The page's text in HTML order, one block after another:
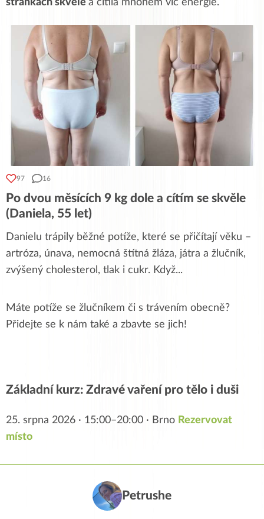
stránkách skvěle a cítila mnohem víc energie.
97 16
Po dvou měsících 9 kg dole a cítím se skvěle
(Daniela, 55 let)
Danielu trápily běžné potíže, které se přičítají věku –
artróza, únava, nemocná štítná žláza, játra a žlučník,
zvýšený cholesterol, tlak i cukr. Když...
Máte potíže se žlučníkem či s trávením obecně?
Přidejte se k nám také a zbavte se jich!
Základní kurz: Zdravé vaření pro tělo i duši
25. srpna 2026 · 15:00–20:00 · Brno Rezervovat
místo
Petrushe